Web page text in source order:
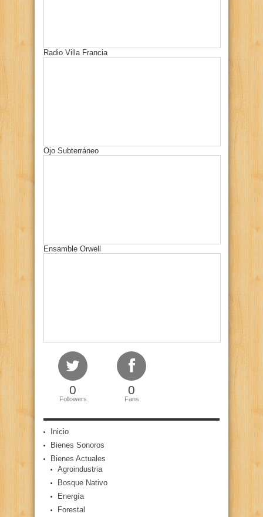
Radio Villa Francia
Ojo Subterráneo
Ensamble Orwell
0
Followers
0
Fans
Inicio
Bienes Sonoros
Bienes Actuales
Agroindustria
Bosque Nativo
Energía
Forestal